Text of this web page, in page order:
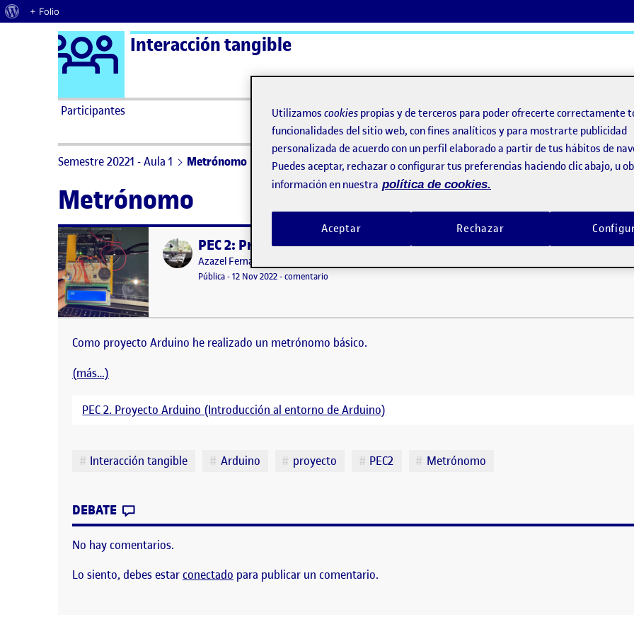
Acerca de WordPress
+ Folio
Saltar al contenido Logo Ágora
Interacción tangible
Participantes ActiFolios
Semestre 20221 - Aula 1 Metrónomo
Metrónomo
Publicado porPEC 2: Proyecto Arduino
Publicado por
Azazel Fernández Prado
Visibilidad:
Pública-Fecha de publicación
12 Nov 202212 noviembre, 2022 1:34 am
-comentario
Como proyecto Arduino he realizado unmetrónomobásico. PEC 2. Proyecto Arduino (Introducción
Como proyecto Arduino he realizado un metrónomo básico.
(más…)
PEC 2. Proyecto Arduino (Introducción al entorno de Arduino)
Etiquetas
Interacción tangible Arduino proyecto PEC2 Metrónomo
DEBATE
No hay comentarios.
Lo siento, debes estarconectado para publicar un comentario.
Utilizamos cookies propias y de terceros para poder ofrecerte correctamente
funcionalidades del sitio web, con fines analíticos y para mostrarte publicidad
personalizada de acuerdo con un perfil elaborado a partir de tus hábitos de
Puedes aceptar, rechazar o configurar tus preferencias haciendo clic abajo, u
información en nuestra política de cookies.
Rechazar
Aceptar